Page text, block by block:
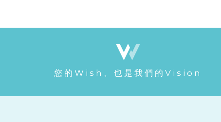
您的Wish、也是我們的Vision